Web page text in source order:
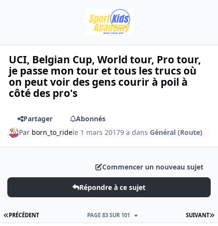
UCI, Belgian Cup, World tour, Pro tour,
je passe mon tour et tous les trucs où
on peut voir des gens courir à poil à
côté des pro's
Partager
Abonnés
Par born_to_ridele 1 mars 20179 a dans Général (Route)
Commencer un nouveau sujet
Répondre à ce sujet
PREMIÈRE PAGE
PRÉCÉDENT SUIVANT
PAGE 83 SUR 101